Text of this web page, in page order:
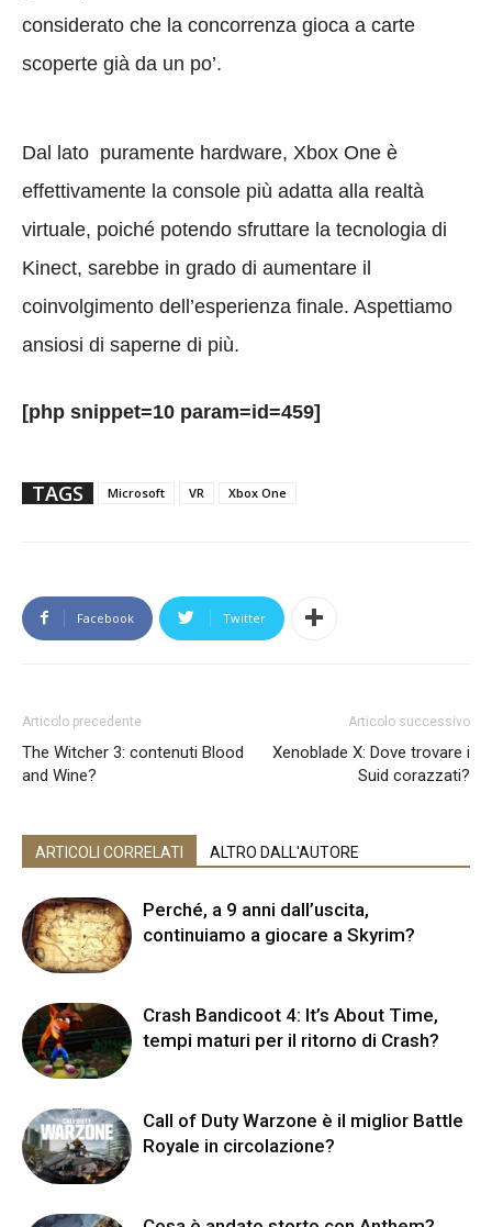
considerato che la concorrenza gioca a carte
scoperte già da un po’.
Dal lato puramente hardware, Xbox One è
effettivamente la console più adatta alla realtà
virtuale, poiché potendo sfruttare la tecnologia di
Kinect, sarebbe in grado di aumentare il
coinvolgimento dell’esperienza finale. Aspettiamo
ansiosi di saperne di più.
[php snippet=10 param=id=459]
TAGS Microsoft VR Xbox One
Facebook Twitter
Articolo precedente
The Witcher 3: contenuti Blood
and Wine?
Articolo successivo
Xenoblade X: Dove trovare i
Suid corazzati?
ARTICOLI CORRELATI ALTRO DALL'AUTORE
Perché, a 9 anni dall’uscita,
continuiamo a giocare a Skyrim?
Crash Bandicoot 4: It’s About Time,
tempi maturi per il ritorno di Crash?
Call of Duty Warzone è il miglior Battle
Royale in circolazione?